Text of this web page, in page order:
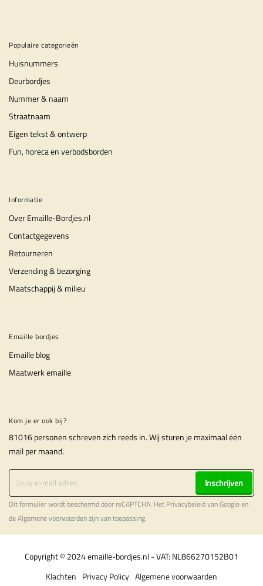
Populaire categorieën
Huisnummers
Deurbordjes
Nummer & naam
Straatnaam
Eigen tekst & ontwerp
Fun, horeca en verbodsborden
Informatie
Over Emaille-Bordjes.nl
Contactgegevens
Retourneren
Verzending & bezorging
Maatschappij & milieu
Emaille bordjes
Emaille blog
Maatwerk emaille
Kom je er ook bij?
81016 personen schreven zich reeds in. Wij sturen je maximaal ėėn
mail per maand.
Inschrijven
Dit formulier wordt beschermd door reCAPTCHA. Het Privacybeleidvan Google en
deAlgemene voorwaardenzijn van toepassing.
Copyright © 2024 emaille-bordjes.nl - VAT: NL866270152B01
Algemene voorwaarden
Privacy Policy
Klachten